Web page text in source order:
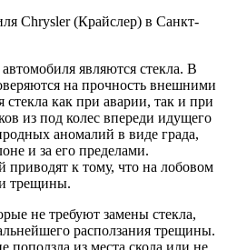
являются стекла. В
на прочность внешними
как при аварии, так и при
из под колес впереди идущего
аномалий в виде града,
и за его пределами.
приводят к тому, что на лобовом
трещины.
не требуют замены стекла,
расползания трещины.